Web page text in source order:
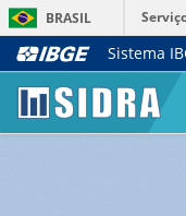
BRASIL
Sistema